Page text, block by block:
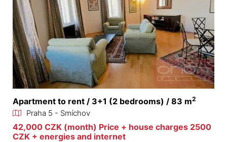
Apartment to rent / 3+1 (2 bedrooms) / 83 m2
Praha 5 - Smíchov
42,000 CZK (month) Price + house charges 2500
CZK + energies and internet